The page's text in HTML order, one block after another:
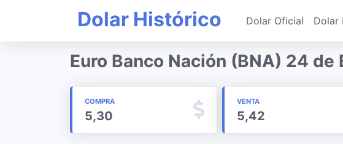
Dolar Histórico Dolar Oficial Dolar
Euro Banco Nación (BNA) 24 de
COMPRA
5,30
VENTA
5,42